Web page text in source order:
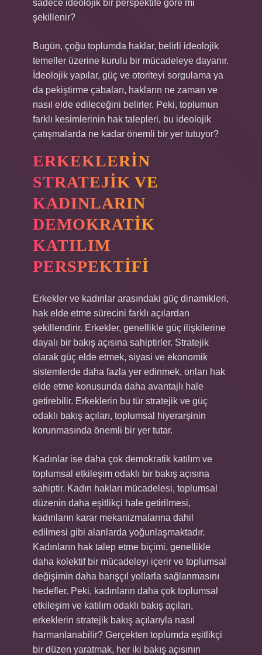
sadece ideolojik bir perspektife göre mi
şekillenir?
Bugün, çoğu toplumda haklar, belirli ideolojik
temeller üzerine kurulu bir mücadeleye dayanır.
İdeolojik yapılar, güç ve otoriteyi sorgulama ya
da pekiştirme çabaları, hakların ne zaman ve
nasıl elde edileceğini belirler. Peki, toplumun
farklı kesimlerinin hak talepleri, bu ideolojik
çatışmalarda ne kadar önemli bir yer tutuyor?
ERKEKLERIN
STRATEJIK VE
KADINLARIN
DEMOKRATIK
KATILIM
PERSPEKTIFI
Erkekler ve kadınlar arasındaki güç dinamikleri,
hak elde etme sürecini farklı açılardan
şekillendirir. Erkekler, genellikle güç ilişkilerine
dayalı bir bakış açısına sahiptirler. Stratejik
olarak güç elde etmek, siyasi ve ekonomik
sistemlerde daha fazla yer edinmek, onları hak
elde etme konusunda daha avantajlı hale
getirebilir. Erkeklerin bu tür stratejik ve güç
odaklı bakış açıları, toplumsal hiyerarşinin
korunmasında önemli bir yer tutar.
Kadınlar ise daha çok demokratik katılım ve
toplumsal etkileşim odaklı bir bakış açısına
sahiptir. Kadın hakları mücadelesi, toplumsal
düzenin daha eşitlikçi hale getirilmesi,
kadınların karar mekanizmalarına dahil
edilmesi gibi alanlarda yoğunlaşmaktadır.
Kadınların hak talep etme biçimi, genellikle
daha kolektif bir mücadeleyi içerir ve toplumsal
değişimin daha barışçıl yollarla sağlanmasını
hedefler. Peki, kadınların daha çok toplumsal
etkileşim ve katılım odaklı bakış açıları,
erkeklerin stratejik bakış açılarıyla nasıl
harmanlanabilir? Gerçekten toplumda eşitlikçi
bir düzen yaratmak, her iki bakış açısının